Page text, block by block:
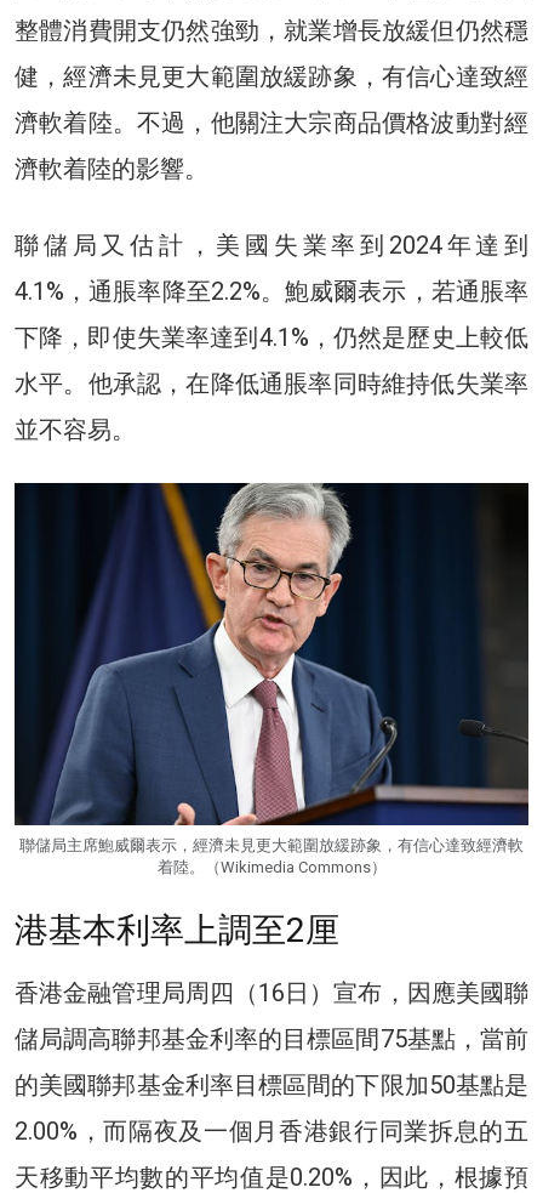
整體消費開支仍然強勁，就業增長放緩但仍然穩
健，經濟未見更大範圍放緩跡象，有信心達致經
濟軟着陸。不過，他關注大宗商品價格波動對經
濟軟着陸的影響。
聯儲局又估計，美國失業率到2024年達到
4.1%，通脹率降至2.2%。鮑威爾表示，若通脹率
下降，即使失業率達到4.1%，仍然是歷史上較低
水平。他承認，在降低通脹率同時維持低失業率
並不容易。
聯儲局主席鮑威爾表示，經濟未見更大範圍放緩跡象，有信心達致經濟軟
着陸。（Wikimedia Commons）
港基本利率上調至2厘
香港金融管理局周四（16日）宣布，因應美國聯
儲局調高聯邦基金利率的目標區間75基點，當前
的美國聯邦基金利率目標區間的下限加50基點是
2.00%，而隔夜及一個月香港銀行同業拆息的五
天移動平均數的平均值是0.20%，因此，根據預